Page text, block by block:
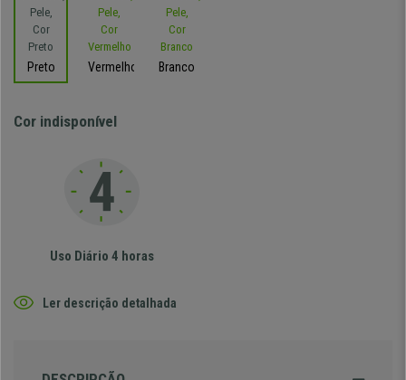
Preto Vermelho Branco
Cor indisponível
Uso Diário 4 horas
Ler descrição detalhada